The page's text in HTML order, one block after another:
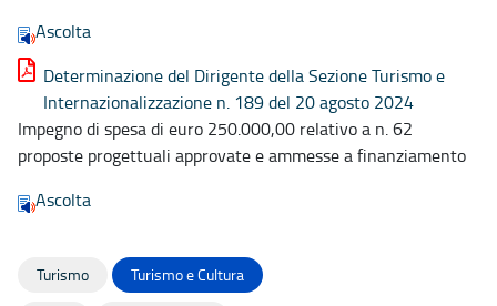
Ascolta
Determinazione del Dirigente della Sezione Turismo e
Internazionalizzazione n. 189 del 20 agosto 2024
Impegno di spesa di euro 250.000,00 relativo a n. 62
proposte progettuali approvate e ammesse a finanziamento
Ascolta
Turismo Turismo e Cultura